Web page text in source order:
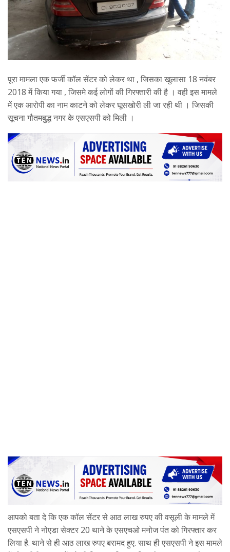
पूरा मामला एक फर्जी कॉल सेंटर को लेकर था , जिसका खुलासा 18 नवंबर
2018 में किया गया , जिसमे कई लोगों की गिरफ्तारी की है । वही इस मामले
में एक आरोपी का नाम काटने को लेकर घूसखोरी ली जा रही थी । जिसकी
सूचना गौतमबुद्ध नगर के एसएसपी को मिली ।
आपको बता दे कि एक कॉल सेंटर से आठ लाख रुपए की वसूली के मामले में
एसएसपी ने नोएडा सेक्टर 20 थाने के एसएचओ मनोज पंत को गिरफ्तार कर
लिया है. थाने से ही आठ लाख रुपए बरामद हुए. साथ ही एसएसपी ने इस मामले